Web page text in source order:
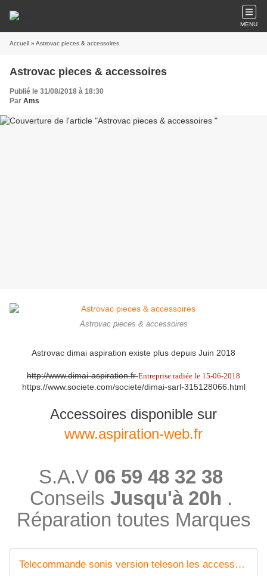
MENU
Accueil » Astrovac pieces & accessoires
Astrovac pieces & accessoires
Publié le 31/08/2018 à 18:30
Par Ams
Astrovac pieces & accessoires
Astrovac dimai aspiration existe plus depuis Juin 2018
http://www.dimai-aspiration.frEntreprise radiée le 15-06-2018
https://www.societe.com/societe/dimai-sarl-315128066.html
Accessoires disponible sur
www.aspiration-web.fr
S.A.V 06 59 48 32 38
Conseils Jusqu'à 20h .
Réparation toutes Marques
Telecommande sonis version teleson les accessoires avec aspiration-web